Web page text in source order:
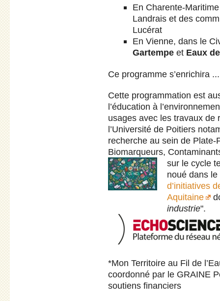
En Charente-
Landrais et des
Lucérat
En Vienne, dans le
Gartempe et Eaux
Ce programme s’enrichira
Cette programmation est
l’éducation à
usages avec les travaux de
l’Université de Poitiers
recherche au sein de
Biomarqueurs,
sur le cycle
noué dans
d’initiatives
Aquitaine
industrie".
*Mon Territoire au Fil de
coordonné par le GRAINE
soutiens financiers